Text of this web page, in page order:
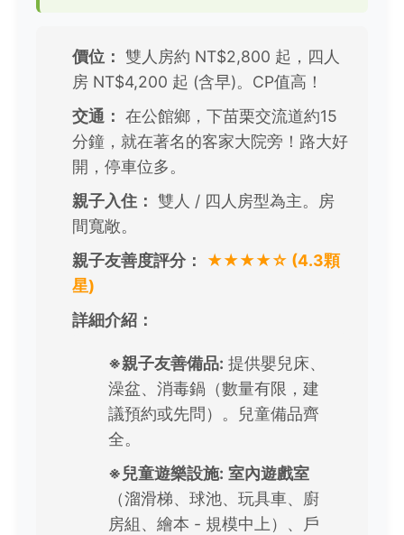
價位： 雙人房約 NT$2,800 起，四人
房 NT$4,200 起 (含早)。CP值高！
交通： 在公館鄉，下苗栗交流道約15
分鐘，就在著名的客家大院旁！路大好
開，停車位多。
親子入住： 雙人 / 四人房型為主。房
間寬敞。
親子友善度評分：
★★★★☆ (4.3顆
星)
詳細介紹：
※親子友善備品: 提供嬰兒床、
澡盆、消毒鍋（數量有限，建
議預約或先問）。兒童備品齊
全。
※兒童遊樂設施: 室內遊戲室
（溜滑梯、球池、玩具車、廚
房組、繪本 - 規模中上）、戶